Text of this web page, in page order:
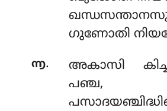
ഗുണോതി
൬.
അകാസി
പഞ്ച,